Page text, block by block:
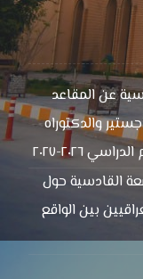
عن المقاعد
والدكتوراه
٢٠٢٦-٢٠٢٧
القادسية حول
بين الواقع